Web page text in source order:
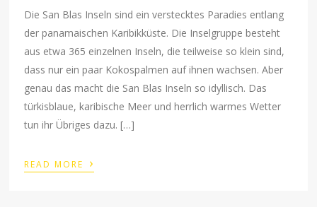
Die San Blas Inseln sind ein verstecktes Paradies entlang
der panamaischen Karibikküste. Die Inselgruppe besteht
aus etwa 365 einzelnen Inseln, die teilweise so klein sind,
dass nur ein paar Kokospalmen auf ihnen wachsen. Aber
genau das macht die San Blas Inseln so idyllisch. Das
türkisblaue, karibische Meer und herrlich warmes Wetter
tun ihr Übriges dazu. […]
READ MORE ›